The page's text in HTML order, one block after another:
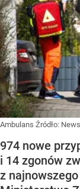
Ambulans Źródło:
974 nowe
i 14 zgonów
z